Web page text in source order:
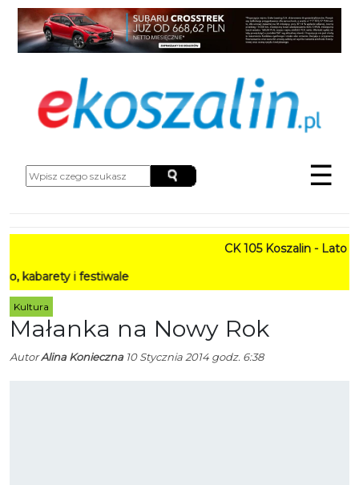
☰
CK 105 Koszalin - Lato w
i festiwale
Kultura
Małanka na Nowy Rok
AutorAlina Konieczna10 Stycznia 2014 godz. 6:38